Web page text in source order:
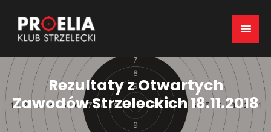
Main
Rezultaty z Otwartych
Zawodów Strzeleckich 18.11.2018